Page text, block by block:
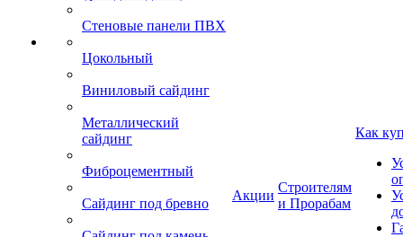
Стеновые панели ПВХ
Цокольный
Виниловый сайдинг
Металлический
сайдинг
Фиброцементный
Сайдинг под бревно
Акции
Строителям
и Прорабам
Как